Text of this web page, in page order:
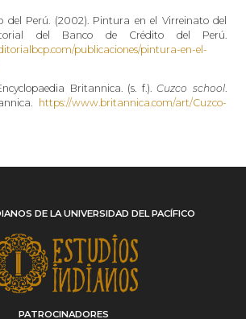
del Perú. (2002). Pintura en el Virreinato del
del Banco de Crédito del Perú.
publicaciones/pintura-en-el-
Britannica. (s. f.).Cuzco school.
https://www.britannica.com/art/Cuzco-
DE LA UNIVERSIDAD DEL PACÍFICO
PATROCINADORES